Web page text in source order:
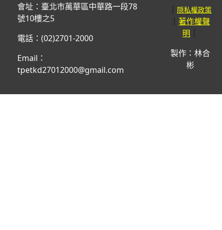
會址：臺北市萬華區中華路一段78
號10樓之5
電話：(02)2701-2000
Email：
tpetkd27012000@gmail.com
隠私權政策
著作權聲
明
製作：林合
彬